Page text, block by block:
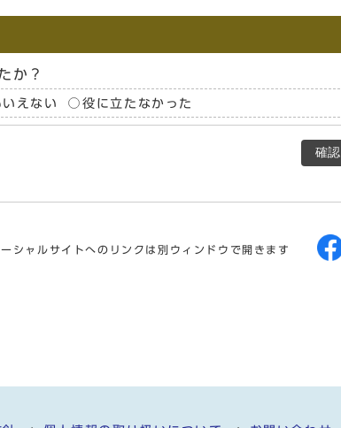
か？
えない 役に立たなかった
確認
ーシャルサイトへのリンクは別ウィンドウで開きます